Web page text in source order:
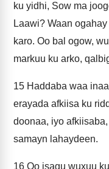
ku yidhi, Sow ma
Laawi? Waan
karo. Oo bal ogow,
markuu ku arko,
15 Haddaba waa
erayada afkiisa ku
doonaa, iyo
samayn lahaydeen.
16 Oo isagu wuxuu